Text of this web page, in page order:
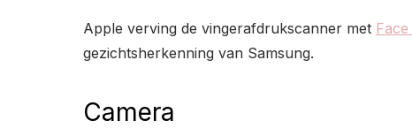
Apple verving de vingerafdrukscanner met Face
gezichtsherkenning van Samsung.
Camera